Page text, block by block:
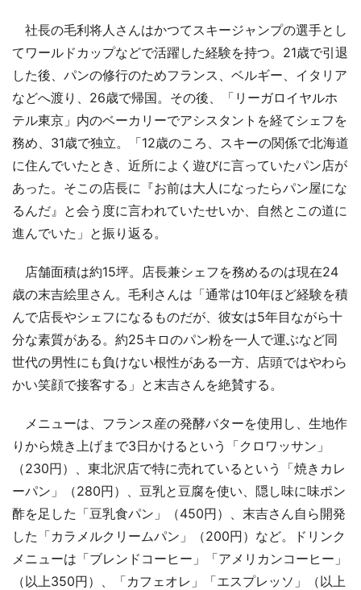
社長の毛利将人さんはかつてスキージャンプの選手とし
てワールドカップなどで活躍した経験を持つ。21歳で引退
した後、パンの修行のためフランス、ベルギー、イタリア
などへ渡り、26歳で帰国。その後、「リーガロイヤルホ
テル東京」内のベーカリーでアシスタントを経てシェフを
務め、31歳で独立。「12歳のころ、スキーの関係で北海道
に住んでいたとき、近所によく遊びに言っていたパン店が
あった。そこの店長に『お前は大人になったらパン屋にな
るんだ』と会う度に言われていたせいか、自然とこの道に
進んでいた」と振り返る。
店舗面積は約15坪。店長兼シェフを務めるのは現在24
歳の末吉絵里さん。毛利さんは「通常は10年ほど経験を積
んで店長やシェフになるものだが、彼女は5年目ながら十
分な素質がある。約25キロのパン粉を一人で運ぶなど同
世代の男性にも負けない根性がある一方、店頭ではやわら
かい笑顔で接客する」と末吉さんを絶賛する。
メニューは、フランス産の発酵バターを使用し、生地作
りから焼き上げまで3日かけるという「クロワッサン」
（230円）、東北沢店で特に売れているという「焼きカレ
ーパン」（280円）、豆乳と豆腐を使い、隠し味に味ポン
酢を足した「豆乳食パン」（450円）、末吉さん自ら開発
した「カラメルクリームパン」（200円）など。ドリンク
メニューは「ブレンドコーヒー」「アメリカンコーヒー」
（以上350円）、「カフェオレ」「エスプレッソ」（以上